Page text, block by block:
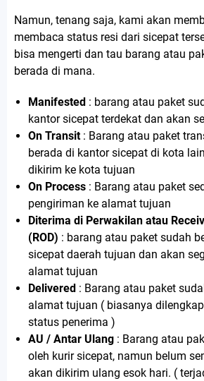
Namun, tenang saja, kami akan
membaca status resi dari sicepat
bisa mengerti dan tau barang atau
berada di mana.
Manifested : barang atau paket
kantor sicepat terdekat dan akan
On Transit: Barang atau paket
berada di kantor sicepat di kota
dikirim ke kota tujuan
On Process : Barang atau paket
pengiriman ke alamat tujuan
Diterima di Perwakilan atau
(ROD) : barang atau paket sudah
sicepat daerah tujuan dan akan
alamat tujuan
Delivered : Barang atau paket
alamat tujuan ( biasanya
status penerima )
AU / Antar Ulang : Barang atau
oleh kurir sicepat, namun belum
akan dikirim ulang esok hari. (